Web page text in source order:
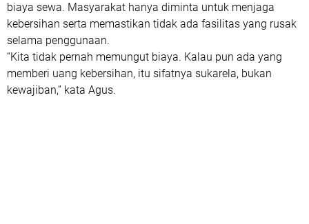
biaya sewa. Masyarakat hanya diminta untuk menjaga
kebersihan serta memastikan tidak ada fasilitas yang rusak
selama penggunaan.
“Kita tidak pernah memungut biaya. Kalau pun ada yang
memberi uang kebersihan, itu sifatnya sukarela, bukan
kewajiban,” kata Agus.